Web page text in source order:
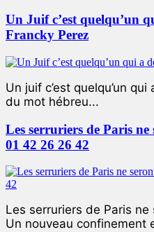
Un Juif c’est quelqu’un
Francky Perez
Un juif c’est quelqu’un
du mot hébreu...
Les serruriers de Paris
01 42 26 26 42
Les serruriers de Paris
Un nouveau confinement